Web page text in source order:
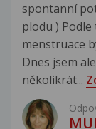
spontanní
plodu )
menstruace
Dnes jsem
několikrát...